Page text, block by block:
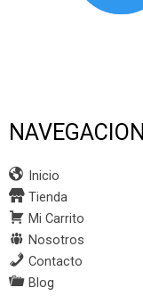
NAVEGACION
Inicio
Tienda
Mi Carrito
Nosotros
Contacto
Blog